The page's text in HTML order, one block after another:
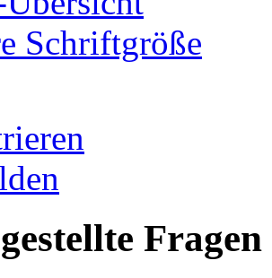
Schriftgröße
Fragen